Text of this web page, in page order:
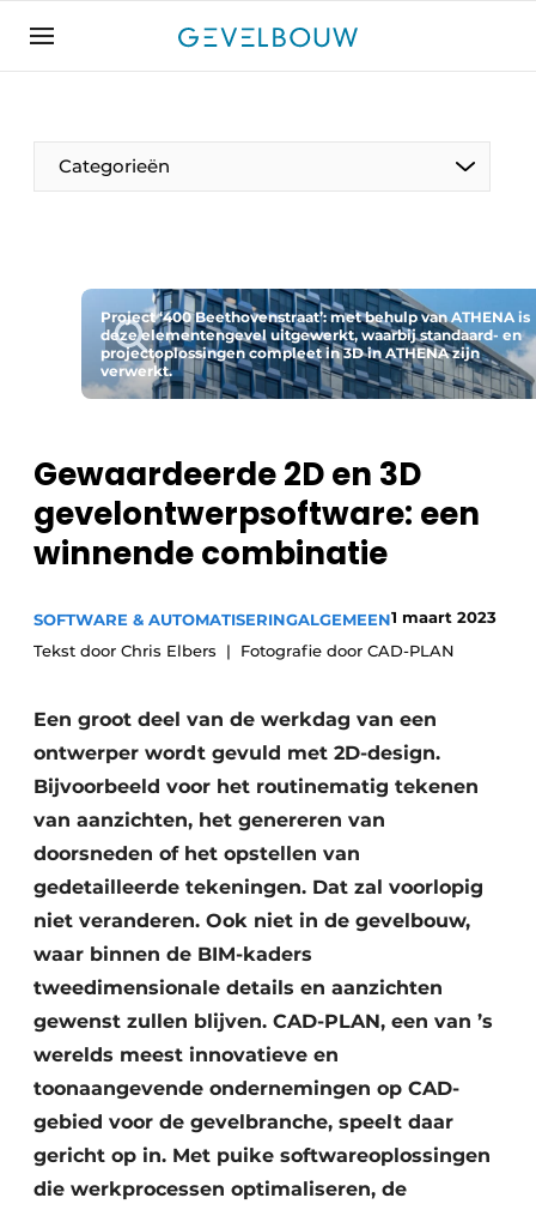
Aanmelden
Bedrijven
Contact
Evenement aanmelden
Gevelbouw | Het magazine over gevels, glas &
daken
Meest gelezen
Nieuwsbrief
Podcasts
Vacature aanmelden
Video’s
Categorieën
Project ‘400 Beethovenstraat’: met behulp van ATHENA is
deze elementengevel uitgewerkt, waarbij standaard- en
projectoplossingen compleet in 3D in ATHENA zijn
verwerkt.
Gewaardeerde 2D en 3D
gevelontwerpsoftware: een
winnende combinatie
SOFTWARE & AUTOMATISERINGALGEMEEN1 maart 2023
Tekst door Chris Elbers
Fotografie door CAD-PLAN
Een groot deel van de werkdag van een
ontwerper wordt gevuld met 2D-design.
Bijvoorbeeld voor het routinematig tekenen
van aanzichten, het genereren van
doorsneden of het opstellen van
gedetailleerde tekeningen. Dat zal voorlopig
niet veranderen. Ook niet in de gevelbouw,
waar binnen de BIM-kaders
tweedimensionale details en aanzichten
gewenst zullen blijven. CAD-PLAN, een van ’s
werelds meest innovatieve en
toonaangevende ondernemingen op CAD-
gebied voor de gevelbranche, speelt daar
gericht op in. Met puike softwareoplossingen
die werkprocessen optimaliseren, de